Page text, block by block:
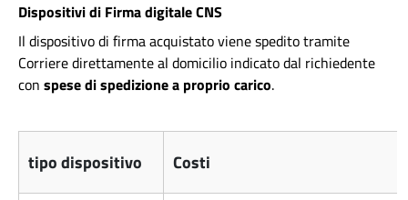
Dispositivi di Firma digitale CNS
Il dispositivo di firma acquistato viene spedito tramite
Corriere direttamente al domicilio indicato dal richiedente
con spese di spedizione a proprio carico.
tipo dispositivo Costi